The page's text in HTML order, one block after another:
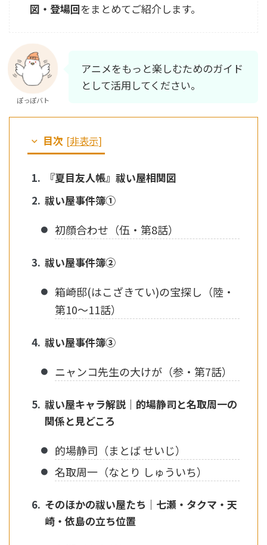
図・登場回をまとめてご紹介します。
ぽっぽバト
アニメをもっと楽しむためのガイド
として活用してください。
目次 [非表示]
『夏目友人帳』祓い屋相関図
祓い屋事件簿①
初顔合わせ（伍・第8話）
祓い屋事件簿②
箱崎邸(はこざきてい)の宝探し（陸・
第10〜11話）
祓い屋事件簿③
ニャンコ先生の大けが（参・第7話）
祓い屋キャラ解説｜的場静司と名取周一の
関係と見どころ
的場静司（まとば せいじ）
名取周一（なとり しゅういち）
そのほかの祓い屋たち｜七瀬・タクマ・天
崎・依島の立ち位置